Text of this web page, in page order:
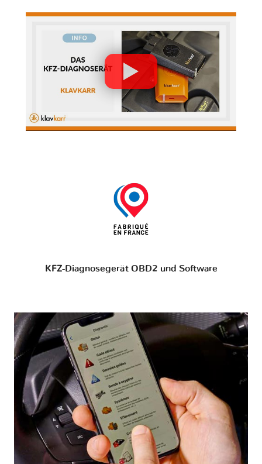
KFZ-Diagnosegerät OBD2 und Software